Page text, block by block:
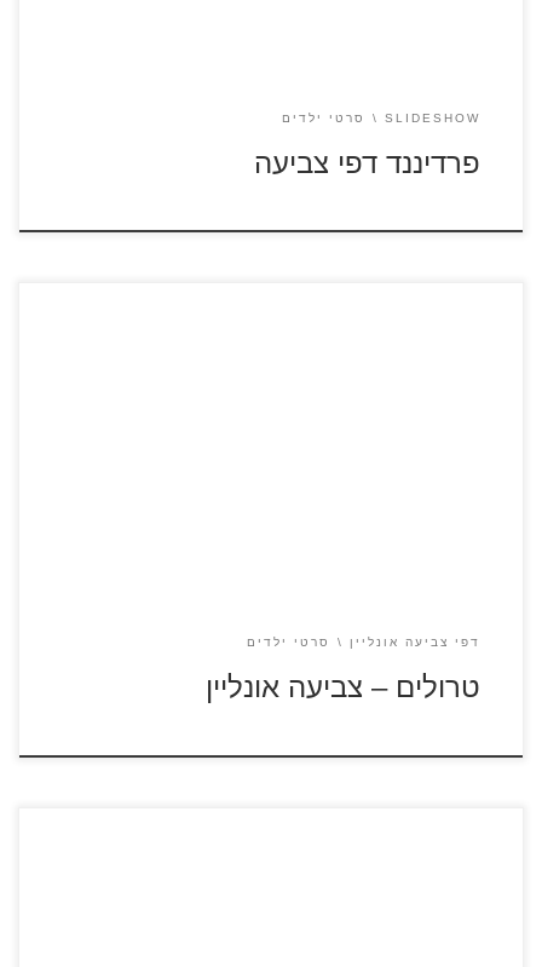
SLIDESHOW סרטי ילדים
פרדיננד דפי צביעה
דפי צביעה אונליין סרטי ילדים
טרולים – צביעה אונליין